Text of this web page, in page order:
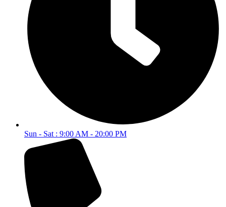
Sun - Sat : 9:00 AM - 20:00 PM